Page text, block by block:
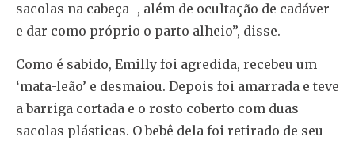
sacolas na cabeça -, além de ocultação de cadáver
e dar como próprio o parto alheio”, disse.
Como é sabido, Emilly foi agredida, recebeu um
‘mata-leão’ e desmaiou. Depois foi amarrada e teve
a barriga cortada e o rosto coberto com duas
sacolas plásticas. O bebê dela foi retirado de seu